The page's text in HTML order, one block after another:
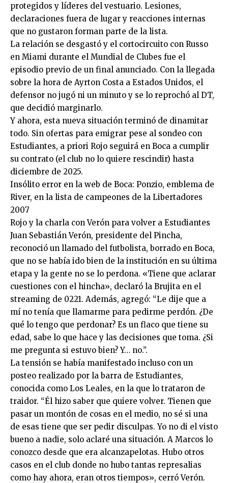
protegidos y líderes del vestuario. Lesiones,
declaraciones fuera de lugar y reacciones internas
que no gustaron forman parte de la lista.
La relación se desgastó y el cortocircuito con Russo
en Miami durante el Mundial de Clubes fue el
episodio previo de un final anunciado. Con la llegada
sobre la hora de Ayrton Costa a Estados Unidos, el
defensor no jugó ni un minuto y se lo reprochó al DT,
que decidió marginarlo.
Y ahora, esta nueva situación terminó de dinamitar
todo. Sin ofertas para emigrar pese al sondeo con
Estudiantes, a priori Rojo seguirá en Boca a cumplir
su contrato (el club no lo quiere rescindir) hasta
diciembre de 2025.
Insólito error en la web de Boca: Ponzio, emblema de
River, en la lista de campeones de la Libertadores
2007
Rojo y la charla con Verón para volver a Estudiantes
Juan Sebastián Verón, presidente del Pincha,
reconoció un llamado del futbolista, borrado en Boca,
que no se había ido bien de la institución en su última
etapa y la gente no se lo perdona. «Tiene que aclarar
cuestiones con el hincha», declaró la Brujita en el
streaming de 0221. Además, agregó: “Le dije que a
mí no tenía que llamarme para pedirme perdón. ¿De
qué lo tengo que perdonar? Es un flaco que tiene su
edad, sabe lo que hace y las decisiones que toma. ¿Si
me pregunta si estuvo bien? Y… no.”.
La tensión se había manifestado incluso con un
posteo realizado por la barra de Estudiantes,
conocida como Los Leales, en la que lo trataron de
traidor. “Él hizo saber que quiere volver. Tienen que
pasar un montón de cosas en el medio, no sé si una
de esas tiene que ser pedir disculpas. Yo no di el visto
bueno a nadie, solo aclaré una situación. A Marcos lo
conozco desde que era alcanzapelotas. Hubo otros
casos en el club donde no hubo tantas represalias
como hay ahora, eran otros tiempos», cerró Verón.